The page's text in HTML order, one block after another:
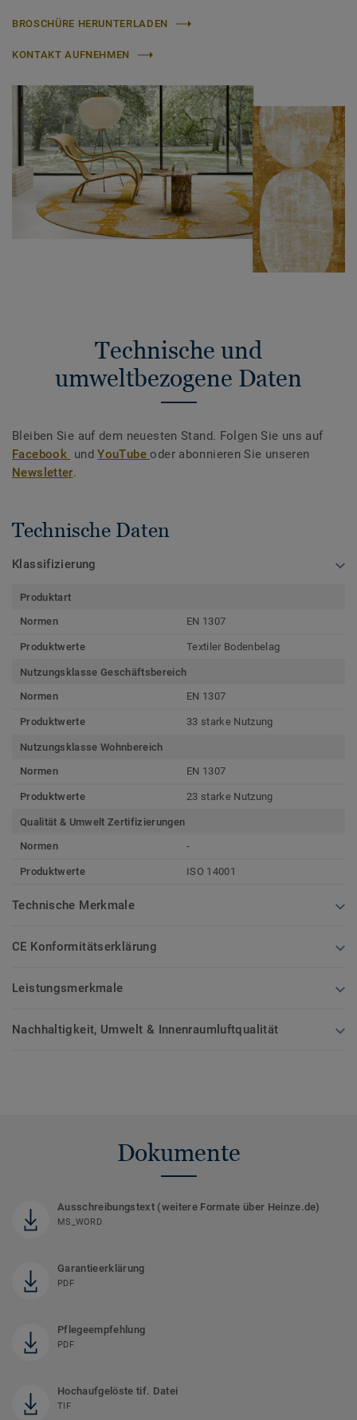
BROSCHÜRE HERUNTERLADEN
KONTAKT AUFNEHMEN
Technische und
umweltbezogene Daten
Bleiben Sie auf dem neuesten Stand. Folgen Sie uns auf
Facebook undYouTubeoder abonnieren Sie unseren
Newsletter.
Technische Daten
Klassifizierung
Produktart
Normen
EN 1307
Produktwerte Textiler Bodenbelag
Nutzungsklasse Geschäftsbereich
Normen
EN 1307
Produktwerte 33 starke Nutzung
Nutzungsklasse Wohnbereich
Normen
EN 1307
Produktwerte 23 starke Nutzung
Qualität & Umwelt Zertifizierungen
Normen
-
Produktwerte ISO 14001
Technische Merkmale
CE Konformitätserklärung
Leistungsmerkmale
Nachhaltigkeit, Umwelt & Innenraumluftqualität
Dokumente
Ausschreibungstext (weitere Formate über Heinze.de)
MS_WORD
Garantieerklärung
PDF
Pflegeempfehlung
PDF
Hochaufgelöste tif. Datei
TIF